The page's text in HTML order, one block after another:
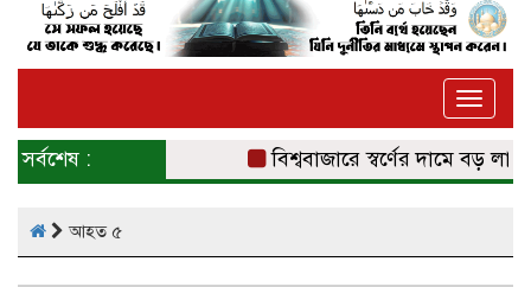
Toggle
সর্বশেষ : বিশ্ববাজারে স্বর্ণের দামে বড়
আহত ৫